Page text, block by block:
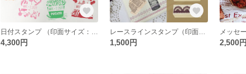
4,300円 1,500円 2,500円